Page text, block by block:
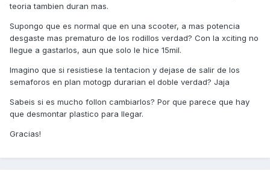
teoria tambien duran mas.
Supongo que es normal que en una scooter, a mas potencia
desgaste mas prematuro de los rodillos verdad? Con la xciting no
llegue a gastarlos, aun que solo le hice 15mil.
Imagino que si resistiese la tentacion y dejase de salir de los
semaforos en plan motogp durarian el doble verdad? Jaja
Sabeis si es mucho follon cambiarlos? Por que parece que hay
que desmontar plastico para llegar.
Gracias!